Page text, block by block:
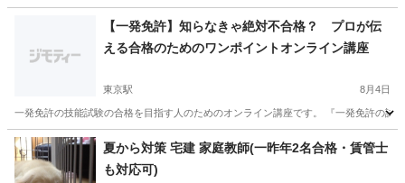
【一発免許】知らなきゃ絶対不合格？ プロが伝
える合格のためのワンポイントオンライン講座
東京駅 8月4日
一発免許の技能試験の合格を目指す人のためのオンライン講座です。 『一発免許の
東京 千代田区 東京駅 その他 実技試験
夏から対策 宅建 家庭教師(一昨年2名合格・賃管士
も対応可)